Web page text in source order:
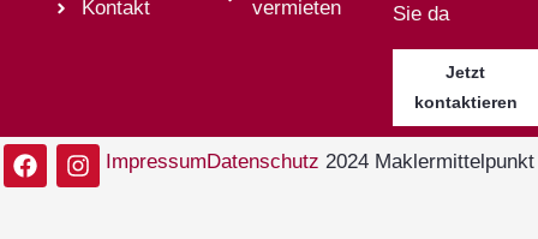
Kontakt
vermieten
Sie da
Jetzt
kontaktieren
Impressum Datenschutz 2024 Maklermittelpunkt